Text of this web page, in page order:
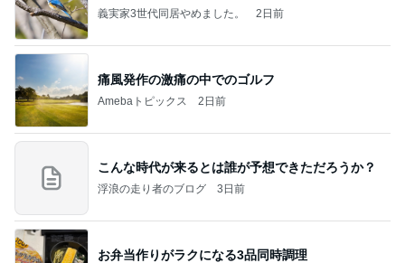
義実家3世代同居やめました。 2日前
痛風発作の激痛の中でのゴルフ
Amebaトピックス 2日前
こんな時代が来るとは誰が予想できただろうか？
浮浪の走り者のブログ 3日前
お弁当作りがラクになる3品同時調理